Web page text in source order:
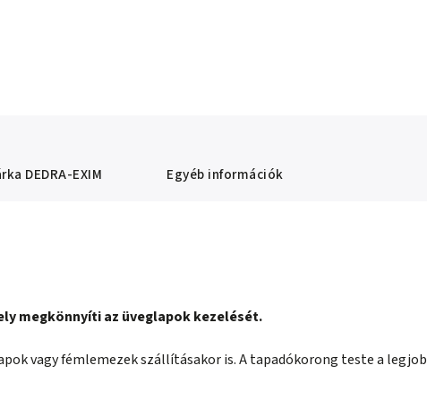
DEDRA-EXIM Egyéb információk
megkönnyíti az üveglapok kezelését.
vagy fémlemezek szállításakor is. A tapadókorong teste a